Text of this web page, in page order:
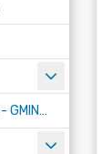
PROGRAM CZYSTE POWIETRZE - GMINA KIKÓŁ